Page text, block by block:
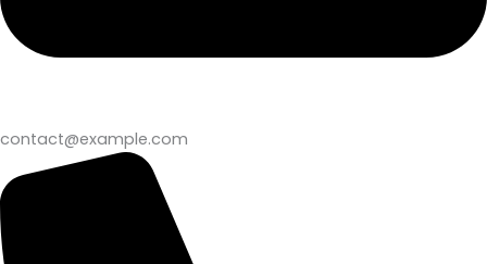
contact@example.com